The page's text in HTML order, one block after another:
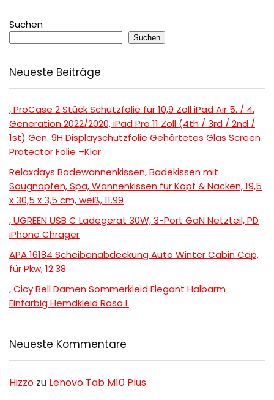
Suchen
Suchen
Neueste Beiträge
, ProCase 2 Stück Schutzfolie für 10,9 Zoll iPad Air 5. / 4.
Generation 2022/2020, iPad Pro 11 Zoll (4th / 3rd / 2nd /
1st) Gen. 9H Displayschutzfolie Gehärtetes Glas Screen
Protector Folie –Klar
Relaxdays Badewannenkissen, Badekissen mit
Saugnäpfen, Spa, Wannenkissen für Kopf & Nacken, 19,5
x 30,5 x 3,5 cm, weiß, 11.99
, UGREEN USB C Ladegerät 30W, 3-Port GaN Netzteil, PD
iPhone Chrager
APA 16184 Scheibenabdeckung Auto Winter Cabin Cap,
für Pkw, 12.38
, Cicy Bell Damen Sommerkleid Elegant Halbarm
Einfarbig Hemdkleid Rosa L
Neueste Kommentare
Hizzo zu Lenovo Tab M10 Plus